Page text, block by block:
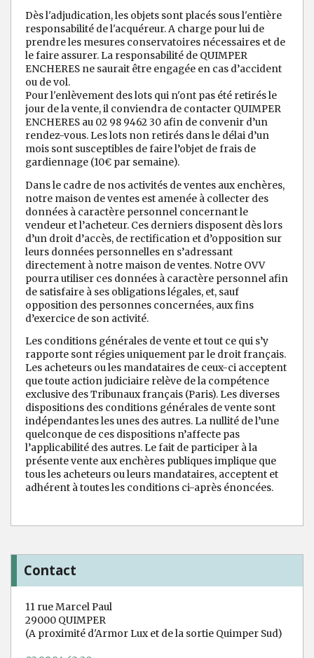
Dès l'adjudication, les objets sont placés sous l'entière
responsabilité de l'acquéreur. A charge pour lui de
prendre les mesures conservatoires nécessaires et de
le faire assurer. La responsabilité de QUIMPER
ENCHERES ne saurait être engagée en cas d’accident
ou de vol.
Pour l'enlèvement des lots qui n'ont pas été retirés le
jour de la vente, il conviendra de contacter QUIMPER
ENCHERES au 02 98 9462 30 afin de convenir d’un
rendez-vous. Les lots non retirés dans le délai d’un
mois sont susceptibles de faire l’objet de frais de
gardiennage (10€ par semaine).
Dans le cadre de nos activités de ventes aux enchères,
notre maison de ventes est amenée à collecter des
données à caractère personnel concernant le
vendeur et l’acheteur. Ces derniers disposent dès lors
d’un droit d’accès, de rectification et d’opposition sur
leurs données personnelles en s’adressant
directement à notre maison de ventes. Notre OVV
pourra utiliser ces données à caractère personnel afin
de satisfaire à ses obligations légales, et, sauf
opposition des personnes concernées, aux fins
d’exercice de son activité.
Les conditions générales de vente et tout ce qui s’y
rapporte sont régies uniquement par le droit français.
Les acheteurs ou les mandataires de ceux-ci acceptent
que toute action judiciaire relève de la compétence
exclusive des Tribunaux français (Paris). Les diverses
dispositions des conditions générales de vente sont
indépendantes les unes des autres. La nullité de l’une
quelconque de ces dispositions n’affecte pas
l’applicabilité des autres. Le fait de participer à la
présente vente aux enchères publiques implique que
tous les acheteurs ou leurs mandataires, acceptent et
adhérent à toutes les conditions ci-après énoncées.
Contact
11 rue Marcel Paul
29000 QUIMPER
(A proximité d'Armor Lux et de la sortie Quimper Sud)